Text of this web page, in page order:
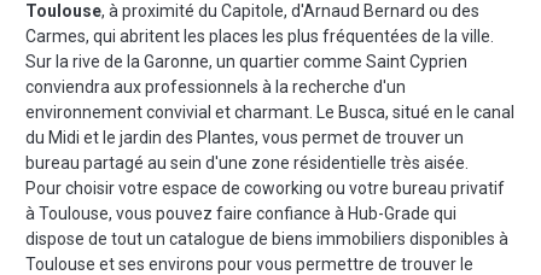
Toulouse, à proximité du Capitole, d'Arnaud Bernard ou des
Carmes, qui abritent les places les plus fréquentées de la ville.
Sur la rive de la Garonne, un quartier comme Saint Cyprien
conviendra aux professionnels à la recherche d'un
environnement convivial et charmant. Le Busca, situé en le canal
du Midi et le jardin des Plantes, vous permet de trouver un
bureau partagé au sein d'une zone résidentielle très aisée.
Pour choisir votre espace de coworking ou votre bureau privatif
à Toulouse, vous pouvez faire confiance à Hub-Grade qui
dispose de tout un catalogue de biens immobiliers disponibles à
Toulouse et ses environs pour vous permettre de trouver le